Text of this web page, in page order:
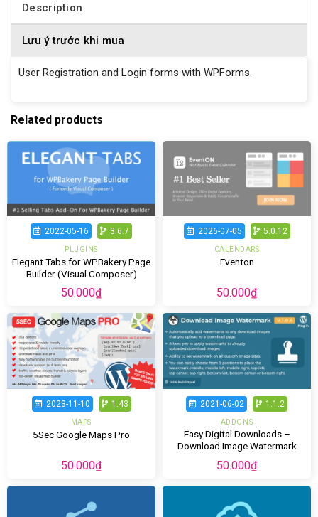
Description
Lưu ý trước khi mua
User Registration and Login forms with WPForms.
Related products
2022-05-16 3.6.7
PLUGINS
Elegant Tabs for WPBakery Page
Builder (Visual Composer)
50.000₫
2026-07-05 5.0.12
CALENDARS
Eventon
50.000₫
2023-11-10 1.43
MAPS
5Sec Google Maps Pro
50.000₫
2021-06-02 1.1.2
ADDONS
Easy Digital Downloads –
Download Image Watermark
50.000₫